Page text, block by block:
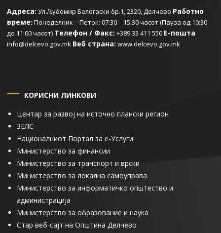
Адреса: Ул.Љубомир Белогаски бр.1, 2320, Делчево Работно
време: Понеделник – Петок: 07:30 – 15:30 часот (Пауза од 10:30
до 11:00 часот) Телефон / Факс: +389 33 411 550 Е-пошта
info@delcevo.gov.mk Веб страна: www.delcevo.gov.mk
КОРИСНИ ЛИНКОВИ
Центар за развој на источно плански регион
ЗЕЛС
Националниот Портал за е-Услуги
Министерство за финансии
Министерство за транспорт и врски
Министерство за локална самоуправа
Министерство за информатичко општество и
администрација
Министерство за образование и наука
Стар веб-сајт на Општина Делчево